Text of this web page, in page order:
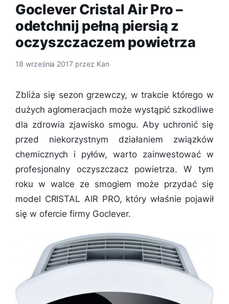
Goclever Cristal Air Pro –
odetchnij pełną piersią z
oczyszczaczem powietrza
18 września 2017 przez Kan
Zbliża się sezon grzewczy, w trakcie którego w
dużych aglomeracjach może wystąpić szkodliwe
dla zdrowia zjawisko smogu. Aby uchronić się
przed niekorzystnym działaniem związków
chemicznych i pyłów, warto zainwestować w
profesjonalny oczyszczacz powietrza. W tym
roku w walce ze smogiem może przydać się
model CRISTAL AIR PRO, który właśnie pojawił
się w ofercie firmy Goclever.